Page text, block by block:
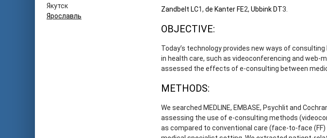
Якутск
Ярославль
Zandbelt LC1, de Kanter FE2, Ubbink DT3
OBJECTIVE:
Today’s technology provides new ways of
in health care, such as videoconferencing and web-
assessed the effects of e-consulting between
METHODS:
We searched MEDLINE, EMBASE, Psychlit and
assessing the use of e-consulting methods
as compared to conventional care (face-to-face